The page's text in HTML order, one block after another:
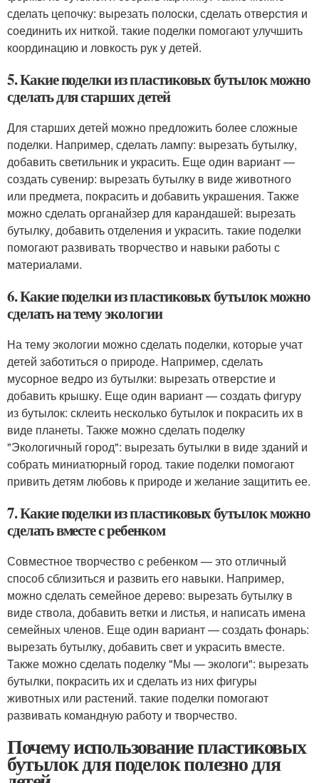
сделать цепочку: вырезать полоски, сделать отверстия и
соединить их ниткой. такие поделки помогают улучшить
координацию и ловкость рук у детей.
5. Какие поделки из пластиковых бутылок можно
сделать для старших детей
Для старших детей можно предложить более сложные
поделки. Например, сделать лампу: вырезать бутылку,
добавить светильник и украсить. Еще один вариант —
создать сувенир: вырезать бутылку в виде животного
или предмета, покрасить и добавить украшения. Также
можно сделать органайзер для карандашей: вырезать
бутылку, добавить отделения и украсить. такие поделки
помогают развивать творчество и навыки работы с
материалами.
6. Какие поделки из пластиковых бутылок можно
сделать на тему экологии
На тему экологии можно сделать поделки, которые учат
детей заботиться о природе. Например, сделать
мусорное ведро из бутылки: вырезать отверстие и
добавить крышку. Еще один вариант — создать фигуру
из бутылок: склеить несколько бутылок и покрасить их в
виде планеты. Также можно сделать поделку
"Экологичный город": вырезать бутылки в виде зданий и
собрать миниатюрный город. такие поделки помогают
привить детям любовь к природе и желание защитить ее.
7. Какие поделки из пластиковых бутылок можно
сделать вместе с ребенком
Совместное творчество с ребенком — это отличный
способ сблизиться и развить его навыки. Например,
можно сделать семейное дерево: вырезать бутылку в
виде ствола, добавить ветки и листья, и написать имена
семейных членов. Еще один вариант — создать фонарь:
вырезать бутылку, добавить свет и украсить вместе.
Также можно сделать поделку "Мы — экологи": вырезать
бутылки, покрасить их и сделать из них фигуры
животных или растений. такие поделки помогают
развивать командную работу и творчество.
Почему использование пластиковых
бутылок для поделок полезно для